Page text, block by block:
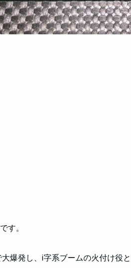
す。
爆発し、i字系ブームの火付け役